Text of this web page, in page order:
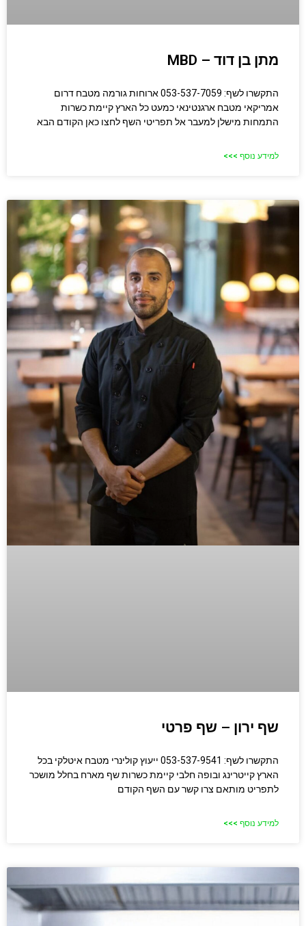
מתן בן דוד – MBD
התקשרו לשף: 053-537-7059 ארוחות גורמה מטבח דרום
אמריקאי מטבח ארגנטינאי כמעט כל הארץ קיימת כשרות
התמחות מישלן למעבר אל תפריטי השף לחצו כאן הקודם הבא
למידע נוסף >>>
שף ירון – שף פרטי
התקשרו לשף: 053-537-9541 ייעוץ קולינרי מטבח איטלקי בכל
הארץ קייטרינג ובופה חלבי קיימת כשרות שף מארח בחלל מושכר
לתפריט מותאם צרו קשר עם השף הקודם
למידע נוסף >>>